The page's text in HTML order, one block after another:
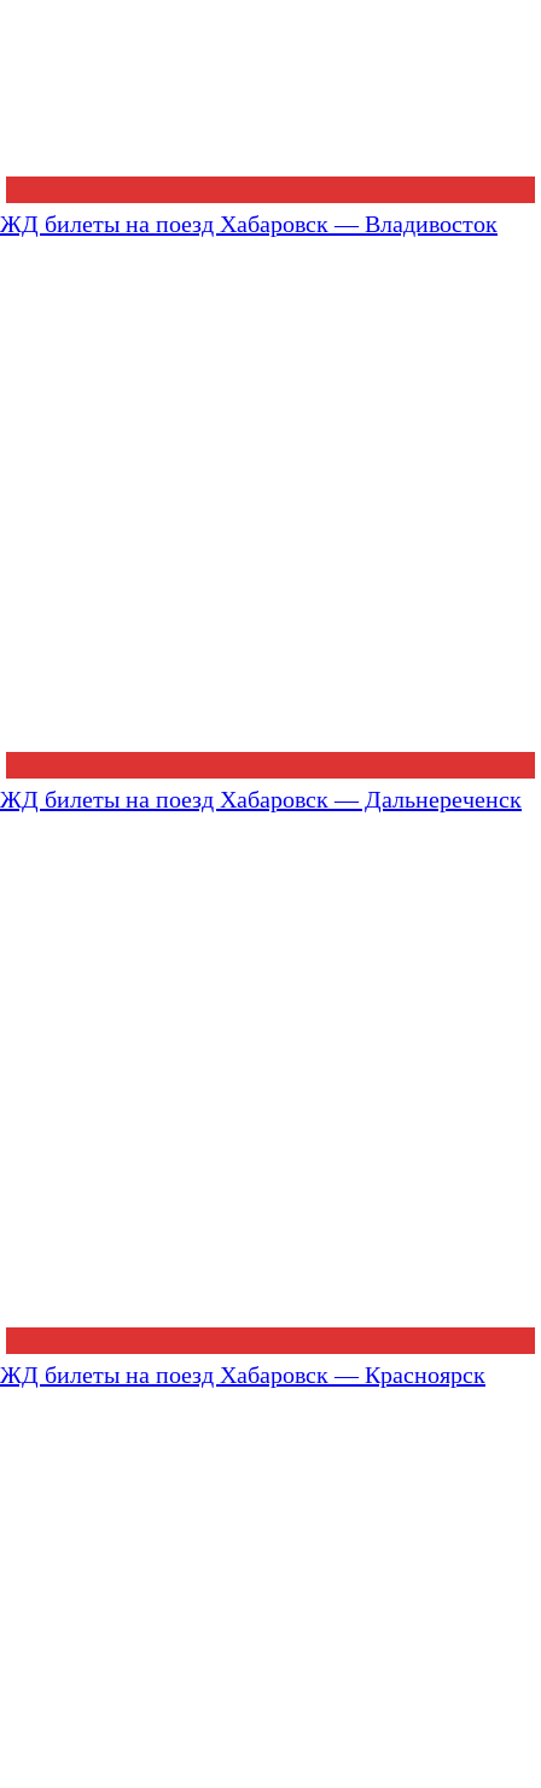
ЖД билеты на поезд Хабаровск — Владивосток
ЖД билеты на поезд Хабаровск — Дальнереченск
ЖД билеты на поезд Хабаровск — Красноярск